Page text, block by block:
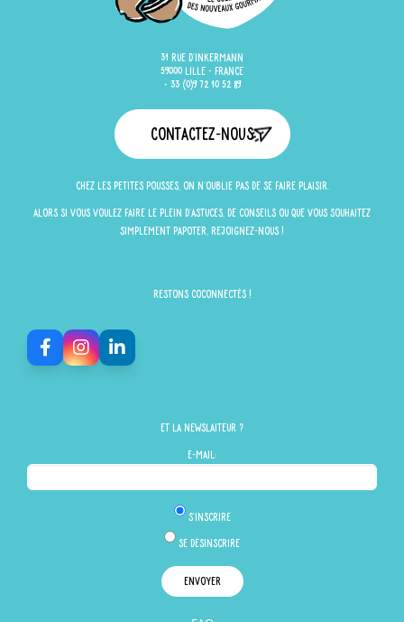
31 rue d'Inkermann
59000 Lille - France
+ 33 (0)9 72 10 52 89
Contactez-nous
Chez Les Petites Pousses, on n'oublie pas de se faire plaisir.
Alors si vous voulez faire le plein d'astuces, de conseils ou que vous souhaitez
simplement papoter, rejoignez-nous !
Restons Coconnectés !
Et la newslaiteur ?
E-mail:
S'inscrire
Se désinscrire